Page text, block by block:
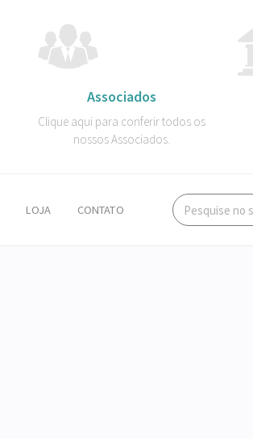
Associados
Clique aqui para conferir todos os
nossos Associados.
LOJA CONTATO